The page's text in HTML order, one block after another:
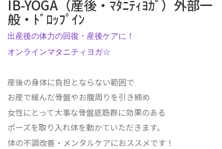
IB-YOGA（産後・ﾏﾀﾆﾃｨﾖｶﾞ）外部一
般・ﾄﾞﾛｯﾌﾟｲﾝ
出産後の体力の回復・産後ケアに！
オンラインマタニティヨガ☆
産後の身体に負担とならない範囲で
お産で緩んだ骨盤やお腹周りを引き締め
女性にとって大事な骨盤底筋群に効果のある
ポーズを取り入れ体を動かていただきます。
体の不調改善・メンタルケアにおススメです！